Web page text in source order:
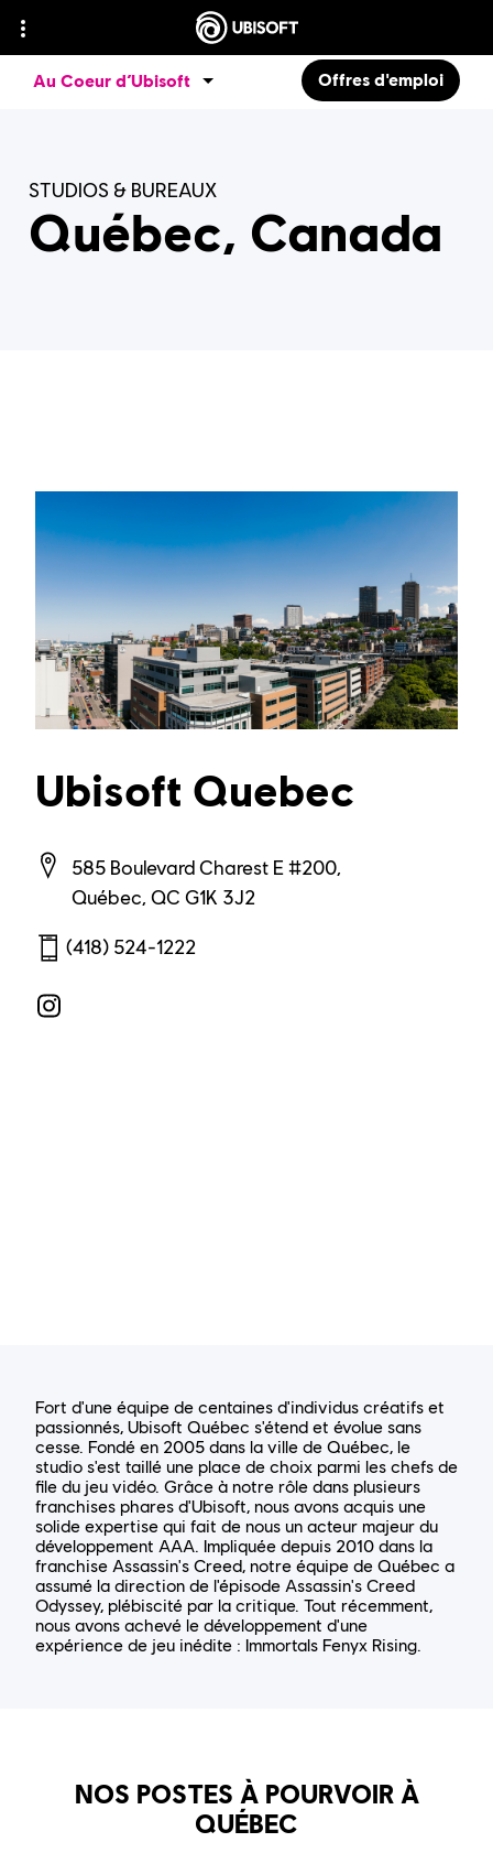
Offres d'emploi
Au Coeur d’Ubisoft
STUDIOS & BUREAUX
Québec, Canada
Ubisoft Quebec
585 Boulevard Charest E #200,
Québec, QC G1K 3J2
(418) 524-1222
Fort d'une équipe de centaines d'individus créatifs et
passionnés, Ubisoft Québec s'étend et évolue sans
cesse. Fondé en 2005 dans la ville de Québec, le
studio s'est taillé une place de choix parmi les chefs de
file du jeu vidéo. Grâce à notre rôle dans plusieurs
franchises phares d'Ubisoft, nous avons acquis une
solide expertise qui fait de nous un acteur majeur du
développement AAA. Impliquée depuis 2010 dans la
franchise Assassin's Creed, notre équipe de Québec a
assumé la direction de l'épisode Assassin's Creed
Odyssey, plébiscité par la critique. Tout récemment,
nous avons achevé le développement d'une
expérience de jeu inédite : Immortals Fenyx Rising.
NOS POSTES À POURVOIR À
QUÉBEC